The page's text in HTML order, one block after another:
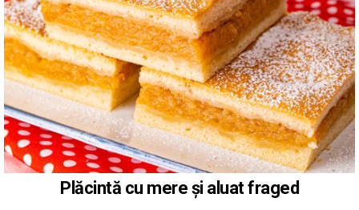
Plăcintă cu mere și aluat fraged